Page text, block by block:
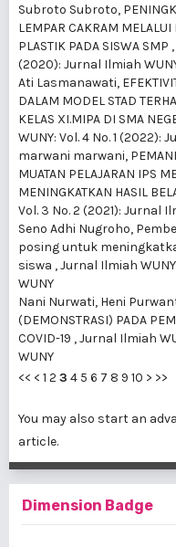
Subroto Subroto,
LEMPAR CAKRAM
PLASTIK PADA SISWA SMP ,
(2020): Jurnal Ilmiah
Ati Lasmanawati,
DALAM MODEL STAD
KELAS XI.MIPA DI SMA
WUNY: Vol. 4 No. 1 (2022):
marwani marwani,
MUATAN PELAJARAN IPS
MENINGKATKAN HASIL
Vol. 3 No. 2 (2021): Jurnal
Seno Adhi Nugroho,
posing untuk
siswa ,Jurnal Ilmiah
WUNY
Nani Nurwati, Heni
(DEMONSTRASI) PADA
COVID-19 ,Jurnal Ilmiah
WUNY
<< < 1 2 3 4 5 6 7 8 9 10 > >>
You may also start an
article.
Dimension Badge